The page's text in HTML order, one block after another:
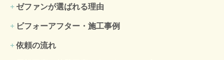
ゼファンが選ばれる理由
ビフォーアフター・施工事例
依頼の流れ